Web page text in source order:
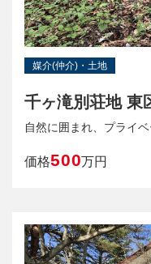
媒介(仲介)・土地
千ヶ滝別荘地 東
自然に囲まれ、プライ
価格500万円